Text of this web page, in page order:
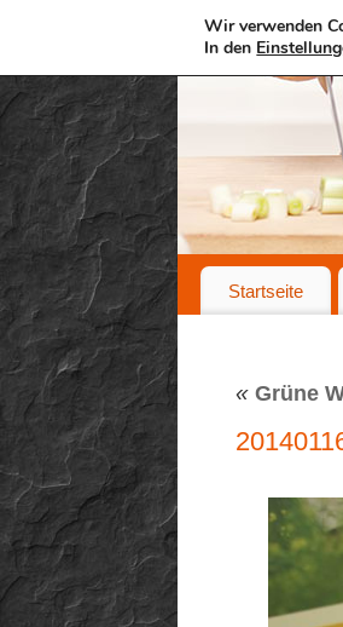
Startseite
« Grüne
Wir verwenden
In den